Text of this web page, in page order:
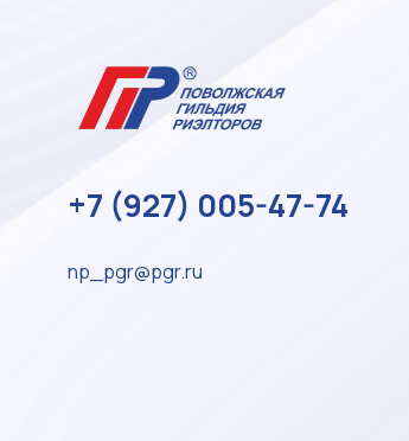
+7 (927) 005-47-74
np_pgr@pgr.ru